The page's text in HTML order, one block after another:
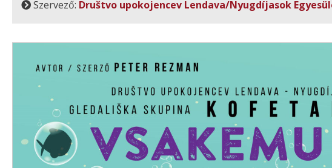
Szervező: Društvo upokojencev Lendava/Nyugdíjasok